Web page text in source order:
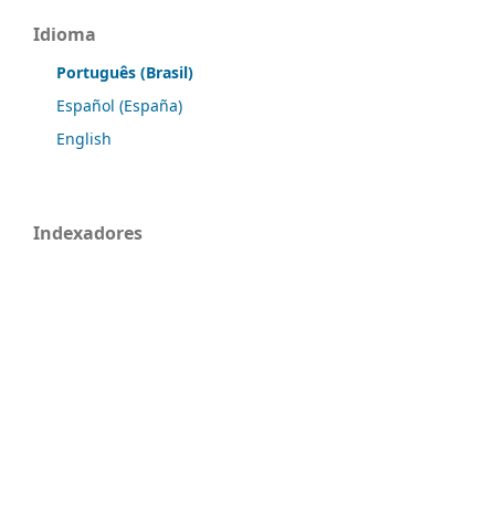
Idioma
Português (Brasil)
Español (España)
English
Indexadores